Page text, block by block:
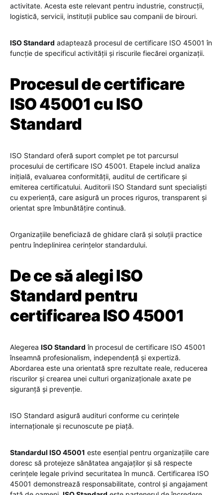
activitate. Acesta este relevant pentru industrie, construcții,
logistică, servicii, instituții publice sau companii de birouri.
ISO Standard adaptează procesul de certificare ISO 45001 în
funcție de specificul activității și riscurile fiecărei organizații.
Procesul de certificare
ISO 45001 cu ISO
Standard
ISO Standard oferă suport complet pe tot parcursul
procesului de certificare ISO 45001. Etapele includ analiza
inițială, evaluarea conformității, auditul de certificare și
emiterea certificatului. Auditorii ISO Standard sunt specialiști
cu experiență, care asigură un proces riguros, transparent și
orientat spre îmbunătățire continuă.
Organizațiile beneficiază de ghidare clară și soluții practice
pentru îndeplinirea cerințelor standardului.
De ce să alegi ISO
Standard pentru
certificarea ISO 45001
Alegerea ISO Standard în procesul de certificare ISO 45001
înseamnă profesionalism, independență și expertiză.
Abordarea este una orientată spre rezultate reale, reducerea
riscurilor și crearea unei culturi organizaționale axate pe
siguranță și prevenție.
ISO Standard asigură audituri conforme cu cerințele
internaționale și recunoscute pe piață.
Standardul ISO 45001 este esențial pentru organizațiile care
doresc să protejeze sănătatea angajaților și să respecte
cerințele legale privind securitatea în muncă. Certificarea ISO
45001 demonstrează responsabilitate, control și angajament